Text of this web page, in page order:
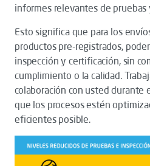
informes relevantes de
Esto significa que para los
productos pre-registrados,
inspección y certificación, sin
cumplimiento o la calidad.
colaboración con usted durante
que los procesos estén
eficientes posible.